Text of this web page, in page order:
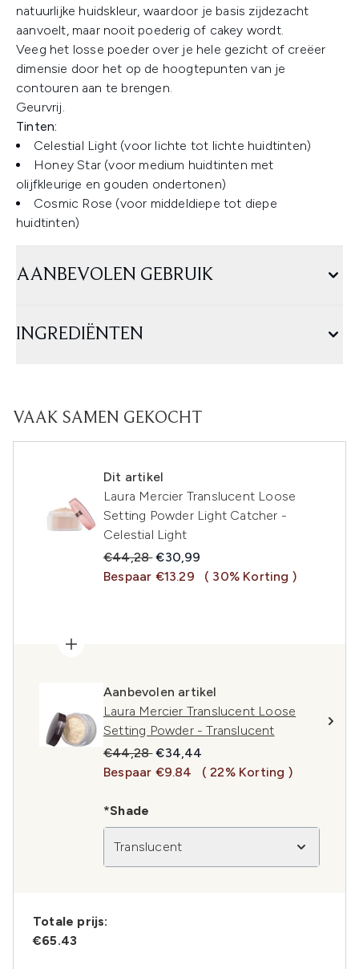
natuurlijke huidskleur, waardoor je basis zijdezacht
aanvoelt, maar nooit poederig of cakey wordt.
Veeg het losse poeder over je hele gezicht of creëer
dimensie door het op de hoogtepunten van je
contouren aan te brengen.
Geurvrij.
Tinten:
Celestial Light (voor lichte tot lichte huidtinten)
Honey Star (voor medium huidtinten met
olijfkleurige en gouden ondertonen)
Cosmic Rose (voor middeldiepe tot diepe
huidtinten)
AANBEVOLEN GEBRUIK
INGREDIËNTEN
VAAK SAMEN GEKOCHT
Dit artikel
Laura Mercier Translucent Loose
Setting Powder Light Catcher -
Celestial Light
Recommended Retail Price:
€44,28Huidige prijs:
€30,99
Bespaar €13.29
( 30% Korting )
Aanbevolen artikel
Laura Mercier Translucent Loose
Setting Powder - Translucent
Recommended Retail Price:
€44,28Huidige prijs:
€34,44
Bespaar €9.84
( 22% Korting )
*Shade
Translucent
Totale prijs:
€65.43